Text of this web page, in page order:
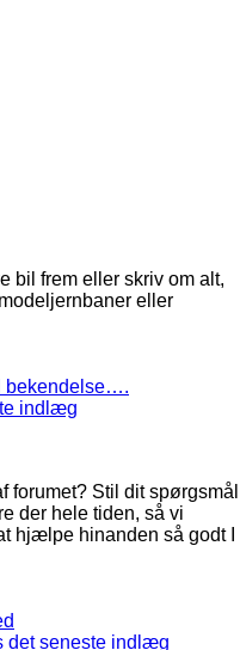
bil frem eller skriv om alt,
eller
bekendelse….
indlæg
forumet? Stil dit spørgsmål
der hele tiden, så vi
hjælpe hinanden så godt I
det seneste indlæg